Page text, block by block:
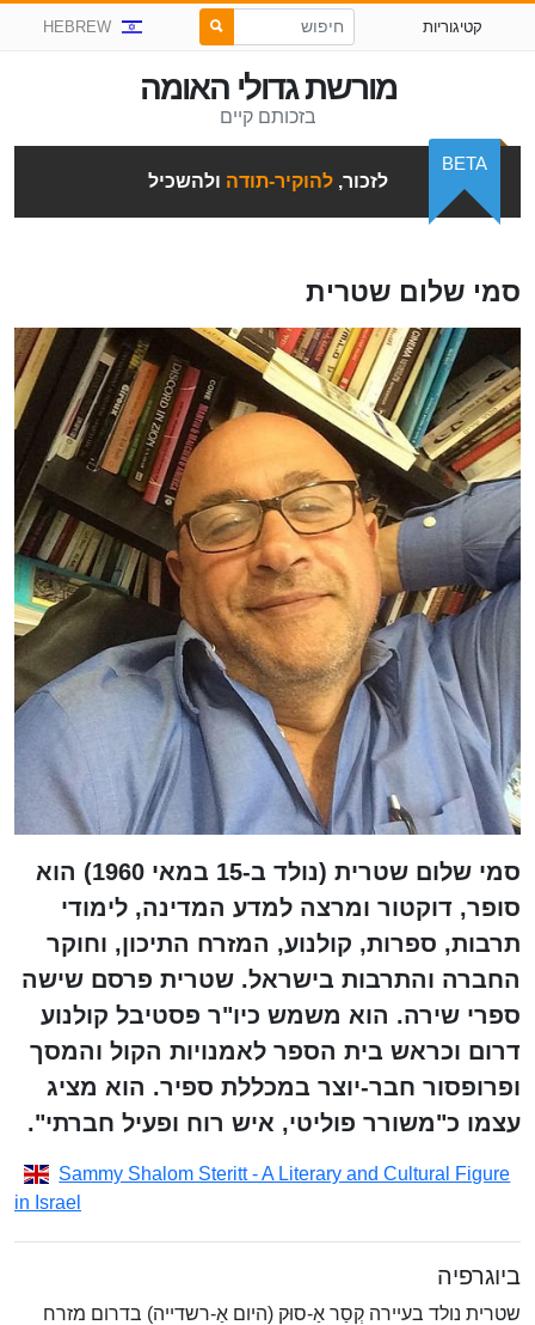
קטיגוריות HEBREW
מורשת גדולי האומה
בזכותם קיים
לזכור,להוקיר-תודה ולהשכיל
BETA
סמי שלום שטרית
סמי שלום שטרית (נולד ב-15 במאי 1960) הוא
סופר, דוקטור ומרצה למדע המדינה, לימודי
תרבות, ספרות, קולנוע, המזרח התיכון, וחוקר
החברה והתרבות בישראל. שטרית פרסם שישה
ספרי שירה. הוא משמש כיו"ר פסטיבל קולנוע
דרום וכראש בית הספר לאמנויות הקול והמסך
ופרופסור חבר-יוצר במכללת ספיר. הוא מציג
עצמו כ"משורר פוליטי, איש רוח ופעיל חברתי".
Sammy Shalom Steritt - A Literary and Cultural Figure
in Israel
ביוגרפיה
שטרית נולד בעיירה קְסַר אַ-סוּק (היום אַ-רשדייה) בדרום מזרח